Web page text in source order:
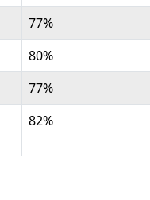
77%
80%
77%
82%